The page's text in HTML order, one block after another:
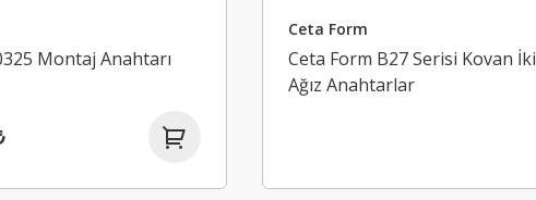
Montaj Anahtarı
Ceta Form
Ceta Form B27 Serisi Kovan İki
Ağız Anahtarlar